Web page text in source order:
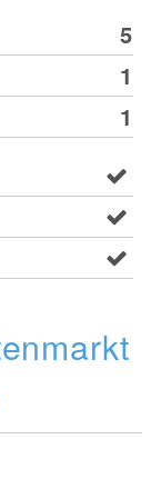
5
1
1